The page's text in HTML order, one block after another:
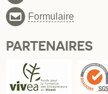
Formulaire
PARTENAIRES